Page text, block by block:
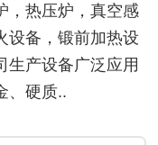
，热压炉，真空感
设备，锻前加热设
生产设备广泛应用
、硬质..